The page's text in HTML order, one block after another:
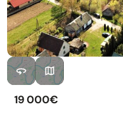
19 000€